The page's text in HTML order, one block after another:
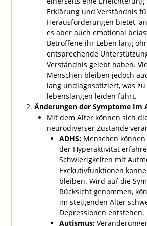
Erklärung und Verständnis
Herausforderungen bietet,
es aber auch emotional
Betroffene ihr Leben lang
entsprechende
Verständnis gelebt haben.
Menschen bleiben jedoch
lang undiagnsotiziert, was
lebenslangen leiden führt.
Änderungen der Symptome Im
Mit dem Alter können sich
neurodiverser Zustände
ADHS:Menschen
der Hyperaktivität
Schwierigkeiten mit
Exekutivfunktionen
bleiben. Wird auf die
Rücksicht genommen,
im steigenden Alter
Depressionen entstehen.
Autismus: